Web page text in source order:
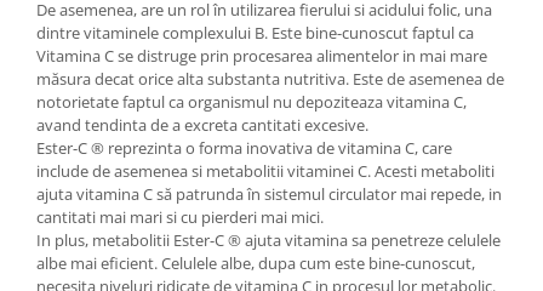
De asemenea, are un rol în utilizarea fierului si acidului folic, una
dintre vitaminele complexului B. Este bine-cunoscut faptul ca
Vitamina C se distruge prin procesarea alimentelor in mai mare
măsura decat orice alta substanta nutritiva. Este de asemenea de
notorietate faptul ca organismul nu depoziteaza vitamina C,
avand tendinta de a excreta cantitati excesive.
Ester-C ® reprezinta o forma inovativa de vitamina C, care
include de asemenea si metabolitii vitaminei C. Acesti metaboliti
ajuta vitamina C să patrunda în sistemul circulator mai repede, in
cantitati mai mari si cu pierderi mai mici.
In plus, metabolitii Ester-C ® ajuta vitamina sa penetreze celulele
albe mai eficient. Celulele albe, dupa cum este bine-cunoscut,
necesita niveluri ridicate de vitamina C in procesul lor metabolic.